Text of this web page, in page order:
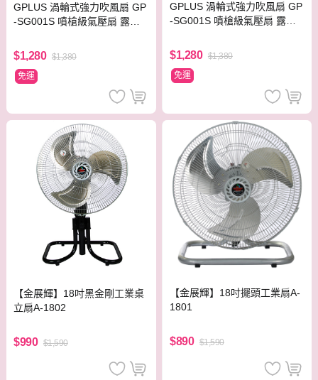
GPLUS 渦輪式強力吹風扇 GP
-SG001S 噴槍級氣壓扇 露營
$1,280 $1,380
免運
GPLUS 渦輪式強力吹風扇 GP
-SG001S 噴槍級氣壓扇 露營
$1,280 $1,380
免運
【金展輝】18吋黑金剛工業桌
立扇A-1802
$990 $1,590
【金展輝】18吋擺頭工業扇A-
1801
$890 $1,590